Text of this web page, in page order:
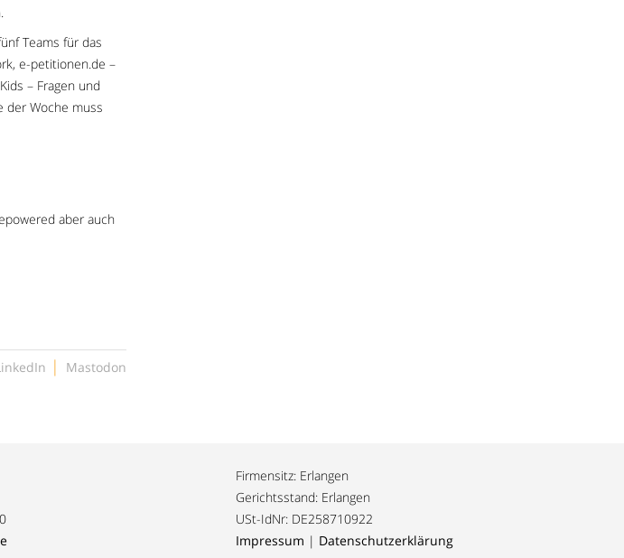
Teams für das
e-petitionen.de –
– Fragen und
der Woche muss
aber auch
| Mastodon
Firmensitz: Erlangen
Gerichtsstand: Erlangen
USt-IdNr: DE258710922
Impressum | Datenschutzerklärung